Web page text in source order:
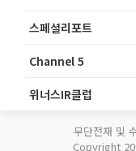
스페셜리포트
Channel 5
위너스IR클럽
무단전재 및
Copyright